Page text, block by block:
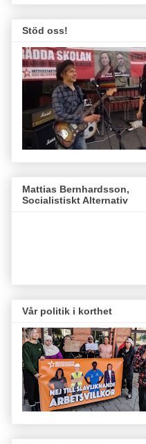
Stöd oss!
Mattias Bernhardsson,
Socialistiskt Alternativ
Vår politik i korthet